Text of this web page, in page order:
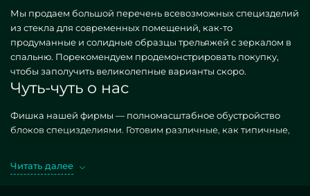
Мы продаем большой перечень всевозможных специзделий
из стекла для современных помещений, как-то
продуманные и солидные образцы трельяжей с зеркалом в
спальню. Порекомендуем продемонстрировать покупку,
чтобы заполучить великолепные варианты скоро.
Чуть-чуть о нас
Фишка нашей фирмы — полномасштабное обустройство
блоков специзделиями. Готовим различные, как типичные,
нужные фабрикаты в экзекуции MILONYA, вы уверенно
Читать далее